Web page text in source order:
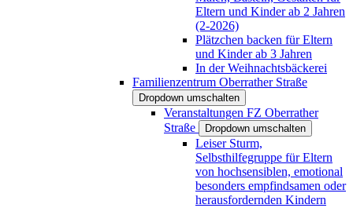
Eltern und Kinder ab 2 Jahren
(2-2026)
Plätzchen backen für Eltern
und Kinder ab 3 Jahren
In der Weihnachtsbäckerei
Familienzentrum Oberrather Straße
Dropdown umschalten
Veranstaltungen FZ Oberrather
Straße
Dropdown umschalten
Leiser Sturm,
Selbsthilfegruppe für Eltern
von hochsensiblen, emotional
besonders empfindsamen oder
herausfordernden Kindern